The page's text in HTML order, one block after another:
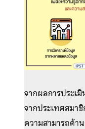
จากผลการประเ
จากประเทศสมา
ความสามารถด้า